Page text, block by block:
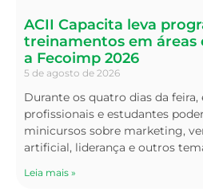
ACII Capacita leva
treinamentos em áreas
a Fecoimp 2026
5 de agosto de 2026
Durante os quatro dias da
profissionais e estudantes
minicursos sobre marketing,
artificial, liderança e outros
Leia mais »